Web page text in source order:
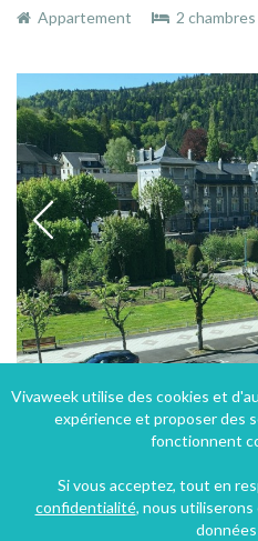
Appartement
2 chambres
Grand logement 128 m²,
Appartement
3 chambres
Vivaweek utilise des cookies et
expérience et proposer des
fonctionnent
Si vous acceptez, tout en
confidentialité, nous utiliserons